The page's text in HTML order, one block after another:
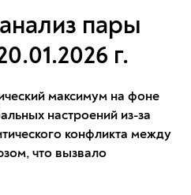
пары
г.
максимум на фоне
настроений из-за
конфликта между
что вызвало